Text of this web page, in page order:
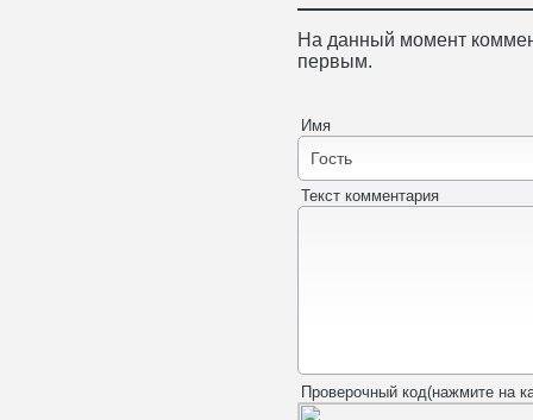
На данный момент
первым.
Имя
Текст комментария
Проверочный код(нажмите на